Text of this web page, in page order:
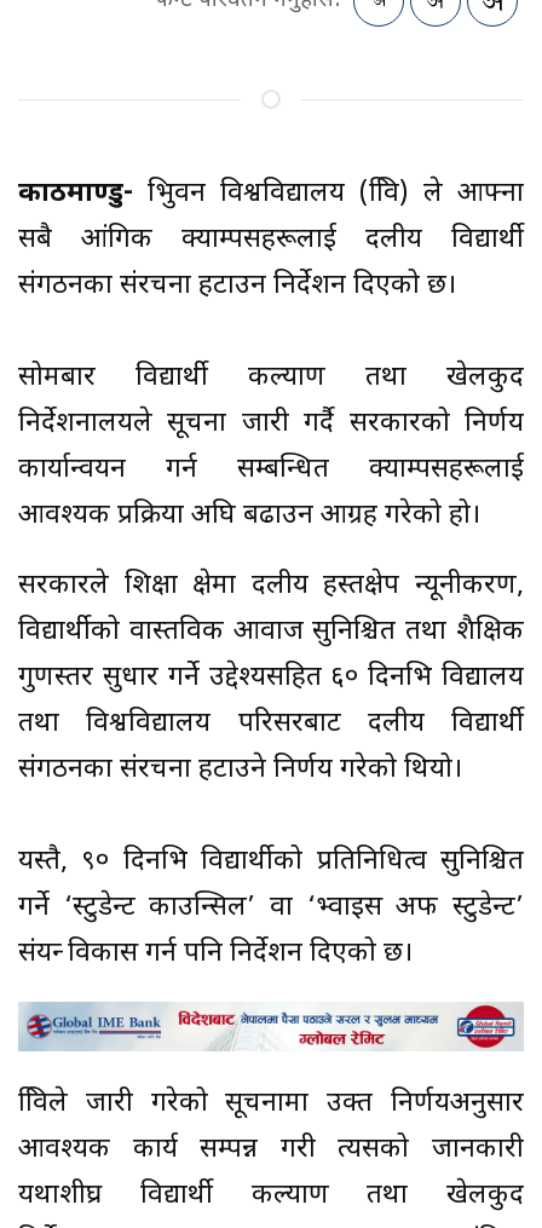
काठमाण्डु- त्रिभुवन विश्वविद्यालय (त्रिवि) ले आफ्ना
सबै आंगिक क्याम्पसहरूलाई दलीय विद्यार्थी
संगठनका संरचना हटाउन निर्देशन दिएको छ।
सोमबार विद्यार्थी कल्याण तथा खेलकुद
निर्देशनालयले सूचना जारी गर्दै सरकारको निर्णय
कार्यान्वयन गर्न सम्बन्धित क्याम्पसहरूलाई
आवश्यक प्रक्रिया अघि बढाउन आग्रह गरेको हो।
सरकारले शिक्षा क्षेत्रमा दलीय हस्तक्षेप न्यूनीकरण,
विद्यार्थीको वास्तविक आवाज सुनिश्चित तथा शैक्षिक
गुणस्तर सुधार गर्ने उद्देश्यसहित ६० दिनभित्र विद्यालय
तथा विश्वविद्यालय परिसरबाट दलीय विद्यार्थी
संगठनका संरचना हटाउने निर्णय गरेको थियो।
यस्तै, ९० दिनभित्र विद्यार्थीको प्रतिनिधित्व सुनिश्चित
गर्ने ‘स्टुडेन्ट काउन्सिल’ वा ‘भ्वाइस अफ स्टुडेन्ट’
संयन्त्र विकास गर्न पनि निर्देशन दिएको छ।
त्रिविले जारी गरेको सूचनामा उक्त निर्णयअनुसार
आवश्यक कार्य सम्पन्न गरी त्यसको जानकारी
यथाशीघ्र विद्यार्थी कल्याण तथा खेलकुद